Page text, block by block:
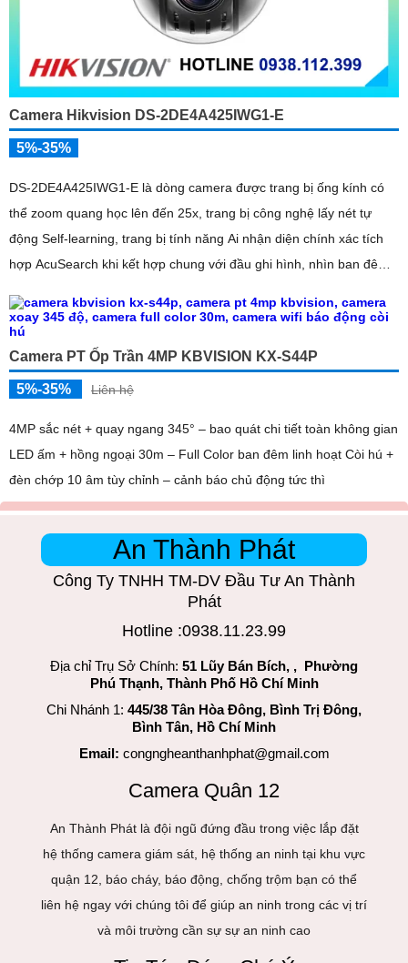
Camera Hikvision DS-2DE4A425IWG1-E
5%-35%
DS-2DE4A425IWG1-E là dòng camera được trang bị ống kính có
thể zoom quang học lên đến 25x, trang bị công nghệ lấy nét tự
động Self-learning, trang bị tính năng Ai nhận diện chính xác tích
hợp AcuSearch khi kết hợp chung với đầu ghi hình, nhìn ban đêm
Camera PT Ốp Trần 4MP KBVISION KX-S44P
5%-35% Liên hệ
4MP sắc nét + quay ngang 345° – bao quát chi tiết toàn không gian
LED ấm + hồng ngoại 30m – Full Color ban đêm linh hoạt Còi hú +
đèn chớp 10 âm tùy chỉnh – cảnh báo chủ động tức thì
An Thành Phát
Công Ty TNHH TM-DV Đầu Tư An Thành
Phát
Hotline :0938.11.23.99
Địa chỉ Trụ Sở Chính: 51 Lũy Bán Bích, , Phường
Phú Thạnh, Thành Phố Hồ Chí Minh
Chi Nhánh 1: 445/38 Tân Hòa Đông, Bình Trị Đông,
Bình Tân, Hồ Chí Minh
Email: congngheanthanhphat@gmail.com
Camera Quân 12
An Thành Phát là đội ngũ đứng đầu trong việc lắp đặt
hệ thống camera giám sát, hệ thống an ninh tại khu vực
quận 12, báo cháy, báo động, chống trộm bạn có thể
liên hệ ngay với chúng tôi để giúp an ninh trong các vị trí
và môi trường cần sự sự an ninh cao